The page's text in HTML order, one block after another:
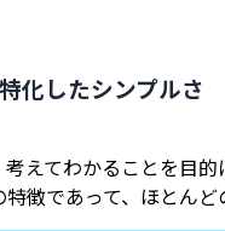
化したシンプルさ
えてわかることを目
徴であって、ほとん